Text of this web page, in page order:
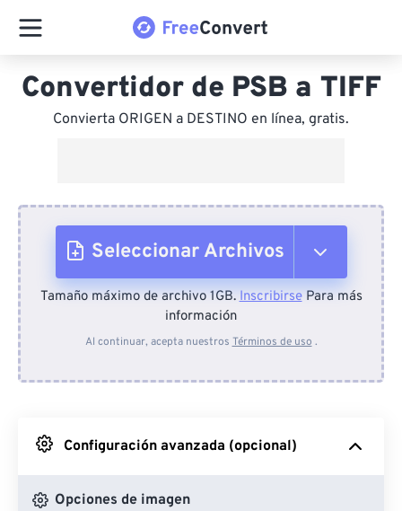
Convertidor de PSB a TIFF
Convierta ORIGEN a DESTINO en línea, gratis.
Seleccionar Archivos
Desde el dispositivo
Desde Google Drive
Desde OneDrive
Tamaño máximo de archivo 1GB.InscribirsePara más
información
Al continuar, acepta nuestros Términos de uso .
Configuración avanzada (opcional)
Opciones de imagen